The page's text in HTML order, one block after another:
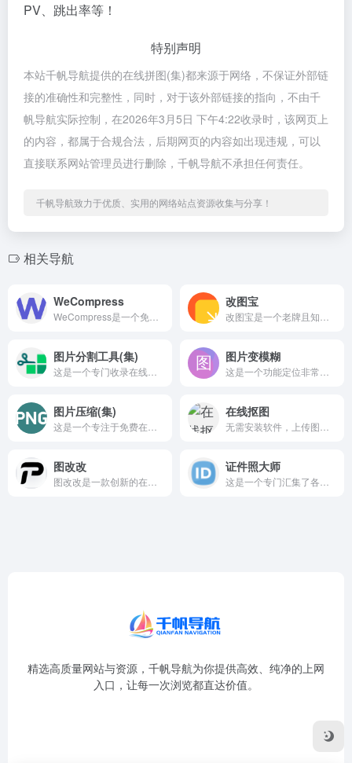
PV、跳出率等！
特别声明
本站千帆导航提供的在线拼图(集)都来源于网络，不保证外部链
接的准确性和完整性，同时，对于该外部链接的指向，不由千
帆导航实际控制，在2026年3月5日 下午4:22收录时，该网页上
的内容，都属于合规合法，后期网页的内容如出现违规，可以
直接联系网站管理员进行删除，千帆导航不承担任何责任。
千帆导航致力于优质、实用的网络站点资源收集与分享！
相关导航
WeCompress 改图宝
图片分割工具(集) 图片变模糊
图片压缩(集) 在线抠图
图改改 证件照大师
精选高质量网站与资源，千帆导航为你提供高效、纯净的上网
入口，让每一次浏览都直达价值。